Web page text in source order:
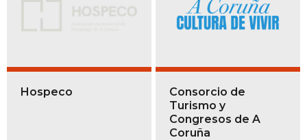
Hospeco
Consorcio de
Turismo y
Congresos de A
Coruña